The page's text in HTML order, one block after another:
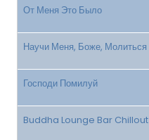
От Меня Это Было
Научи Меня, Боже, Молиться
Господи Помилуй
Buddha Lounge Bar Chillout